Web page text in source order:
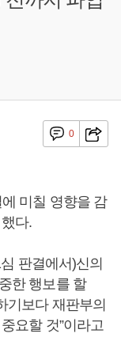
0
미칠 영향을 감
다.
판결에서)신의
한 행보를 할
기보다 재판부의
요할 것”이라고